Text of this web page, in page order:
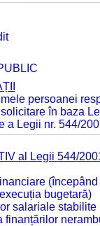
persoanei
în baza
a Legii nr. 544/
al Legii 544/
bugetară)
salariale
finanțărilor